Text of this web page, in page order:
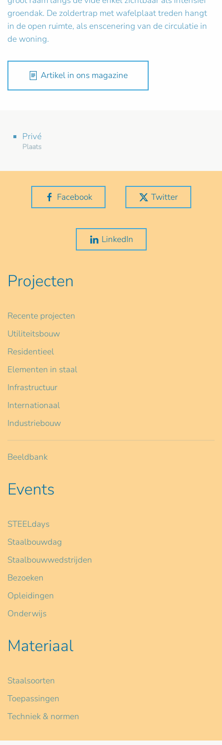
groendak. De zoldertrap met wafelplaat treden hangt
in de open ruimte, als enscenering van de circulatie in
de woning.
Artikel in ons magazine
Privé
Plaats
Facebook Twitter
LinkedIn
Projecten
Recente projecten
Utiliteitsbouw
Residentieel
Elementen in staal
Infrastructuur
Internationaal
Industriebouw
Beeldbank
Events
STEELdays
Staalbouwdag
Staalbouwwedstrijden
Bezoeken
Opleidingen
Onderwijs
Materiaal
Staalsoorten
Toepassingen
Techniek & normen